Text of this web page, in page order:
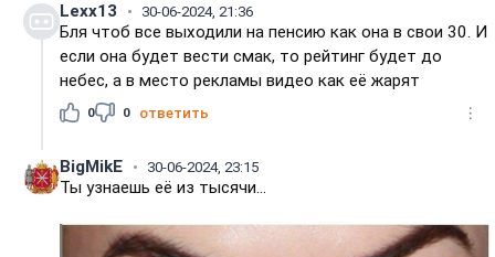
Lexx13 30-06-2024, 21:36
Бля чтоб все выходили на пенсию как она в свои 30. И
если она будет вести смак, то рейтинг будет до
небес, а в место рекламы видео как её жарят
0 0 ответить
BigMikE 30-06-2024, 23:15
Ты узнаешь её из тысячи...